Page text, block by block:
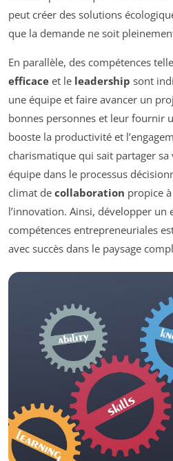
peut créer des solutions
que la demande ne soit
En parallèle, des compétences
efficace et le leadership sont
une équipe et faire avancer un
bonnes personnes et leur fournir
booste la productivité et
charismatique qui sait partager
équipe dans le processus
climat de collaboration propice
l’innovation. Ainsi, développer un
compétences entrepreneuriales
avec succès dans le paysage